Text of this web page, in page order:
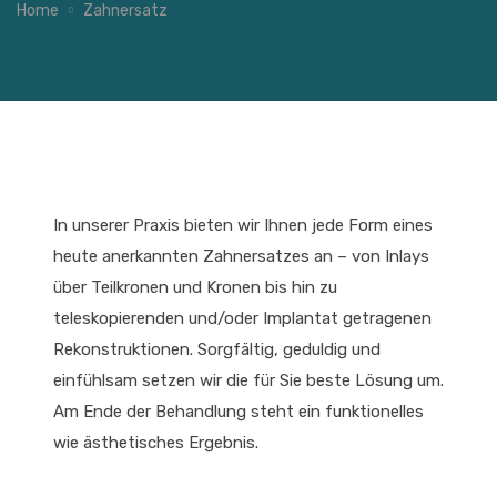
Home Zahnersatz
In unserer Praxis bieten wir Ihnen jede Form eines
heute anerkannten Zahnersatzes an – von Inlays
über Teilkronen und Kronen bis hin zu
teleskopierenden und/oder Implantat getragenen
Rekonstruktionen. Sorgfältig, geduldig und
einfühlsam setzen wir die für Sie beste Lösung um.
Am Ende der Behandlung steht ein funktionelles
wie ästhetisches Ergebnis.